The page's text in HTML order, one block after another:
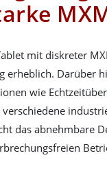
mit diskreter
erheblich. Darüber
wie
das abnehmbare